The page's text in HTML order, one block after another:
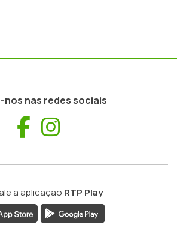
nos nas redes sociais
Facebook
a aplicação RTP Play